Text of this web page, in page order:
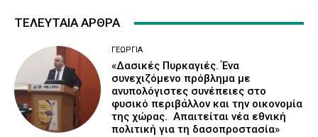
ΤΕΛΕΥΤΑΙΑ ΑΡΘΡΑ
ΓΕΩΡΓΊΑ
«Δασικές Πυρκαγιές. Ένα
συνεχιζόμενο πρόβλημα με
ανυπολόγιστες συνέπειες στο
φυσικό περιβάλλον και την οικονομία
της χώρας. Απαιτείται νέα εθνική
πολιτική για τη δασοπροστασία»